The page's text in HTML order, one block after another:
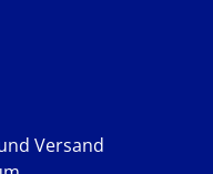
Versand